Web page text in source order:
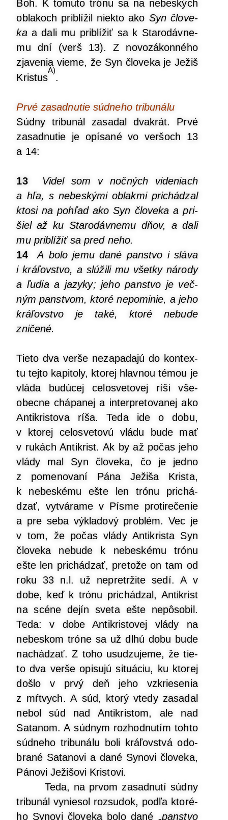
Boh. K tomu­to tró­nu sa na nebes­kých
obla­koch pri­blí­žil nie­kto ako Syn člo­ve­
kaa dali mu pri­blí­žiť sa k Sta­ro­dáv­ne­
mu dní (verš 13). Z novo­zá­kon­né­ho
zja­ve­nia vie­me, že Syn člo­ve­ka je Ježiš
Kris­tus
A)
.
Prvé zasad­nu­tie súd­ne­ho tribunálu
Súd­ny tri­bu­nál zasa­dal dva­krát. Prvé
zasad­nu­tie je opí­sa­né vo ver­šoch 13
a 14:
13
Videl som v noč­ných vide­niach
a hľa, s nebes­ký­mi oblak­mi pri­chá­dzal
kto­si na pohľad ako Syn člo­ve­ka a pri­
šiel až ku Sta­ro­dáv­ne­mu dňov, a dali
mu pri­blí­žiť sa pred neho.
14
A bolo jemu dané pan­stvo i slá­va
i krá­ľov­stvo, a slú­ži­li mu všet­ky náro­dy
a ľudia a jazy­ky; jeho pan­stvo je več­
ným pan­stvom, kto­ré nepo­mi­nie, a jeho
krá­ľov­stvo je také, kto­ré nebu­de
zničené.
Tie­to dva ver­še neza­pa­da­jú do kon­tex­
tu tej­to kapi­to­ly, kto­rej hlav­nou témou je
vlá­da budú­cej celo­sve­to­vej ríši vše­
obec­ne chá­pa­nej a inter­pre­to­va­nej ako
Anti­kris­to­va ríša. Teda ide o dobu,
v kto­rej celo­sve­to­vú vlá­du bude mať
v rukách Anti­krist. Ak by až počas jeho
vlá­dy mal Syn člo­ve­ka, čo je jed­no
z pome­no­va­ní Pána Ježi­ša Kris­ta,
k nebes­ké­mu ešte len tró­nu pri­chá­
dzať, vytvá­ra­me v Pís­me pro­ti­re­če­nie
a pre seba výkla­do­vý prob­lém. Vec je
v tom, že počas vlá­dy Anti­kris­ta Syn
člo­ve­ka nebu­de k nebes­ké­mu tró­nu
ešte len pri­chá­dzať, pre­to­že on tam od
roku 33 n.l. už nepretr­ži­te sedí. A v
dobe, keď k tró­nu pri­chá­dzal, Anti­krist
na scé­ne dejín sve­ta ešte nepô­so­bil.
Teda: v dobe Anti­kris­to­vej vlá­dy na
nebes­kom tró­ne sa už dlhú dobu bude
nachá­dzať. Z toho usu­dzu­je­me, že tie­
to dva ver­še opi­su­jú situ­áciu, ku kto­rej
doš­lo v prvý deň jeho vzkrie­se­nia
z mŕt­vych. A súd, kto­rý vte­dy zasa­dal
nebol súd nad Anti­kris­tom, ale nad
Sata­nom. A súd­nym roz­hod­nu­tím toh­to
súd­ne­ho tri­bu­ná­lu boli krá­ľov­stvá odo­
bra­né Sata­no­vi a dané Syno­vi člo­ve­ka,
Páno­vi Ježi­šo­vi Kristovi.
Teda, na prvom zasad­nu­tí súd­ny
tri­bu­nál vynie­sol roz­su­dok, pod­ľa kto­ré­
ho Syno­vi člo­ve­ka bolo dané „pan­stvo